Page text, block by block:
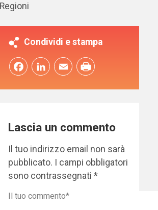
Regioni
Condividi e stampa
FacebookLinkedInEmail
Lascia un commento
Il tuo indirizzo email non sarà
pubblicato. I campi obbligatori
sono contrassegnati*